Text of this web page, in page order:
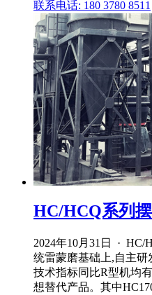
联系电话: 180 3780 8511
HC/HCQ系列
2024年10月31日 · HC/
统雷蒙磨基础上,自主
技术指标同比R型机均
想替代产品。其中